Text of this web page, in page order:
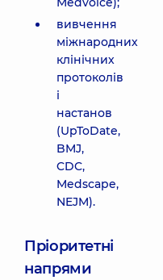
вивчення
міжнародних
клінічних
протоколів
і
настанов
(UpToDate,
BMJ,
CDC,
Medscape,
NEJM).
Пріоритетні
напрями